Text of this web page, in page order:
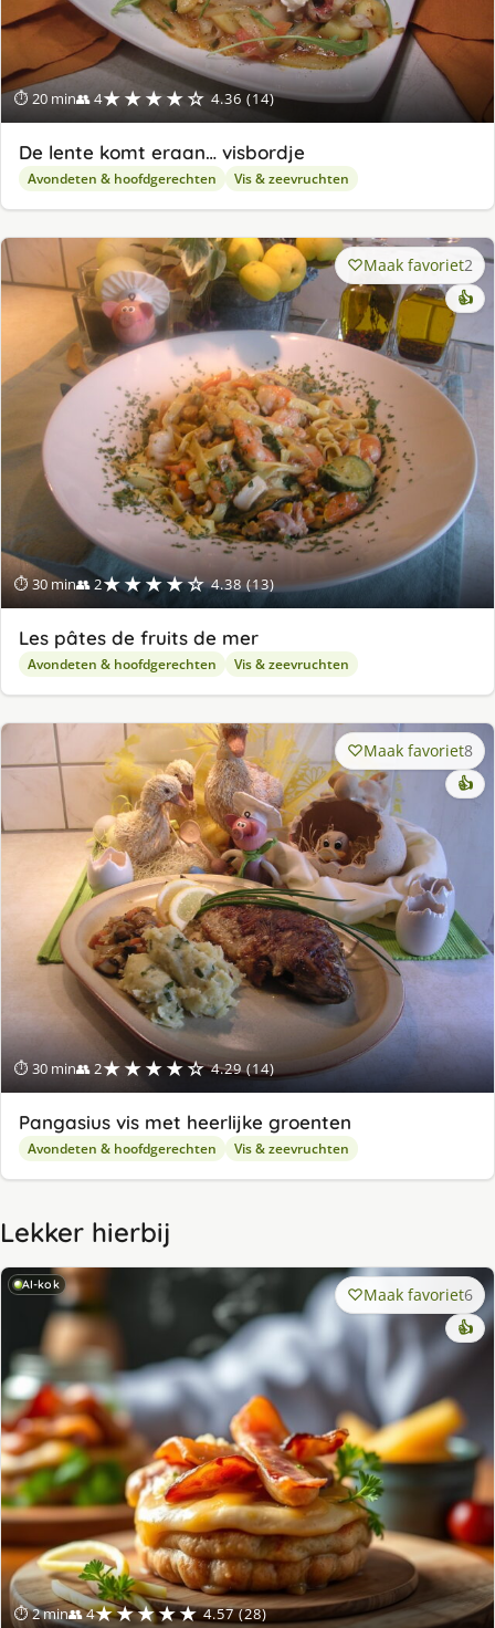
⏱ 20 min👥 4★★★★☆ 4.36 (14)
De lente komt eraan… visbordje
Avondeten & hoofdgerechten Vis & zeevruchten
⏱ 30 min👥 2★★★★☆ 4.38 (13)
Maak favoriet2
👍
Les pâtes de fruits de mer
Avondeten & hoofdgerechten Vis & zeevruchten
⏱ 30 min👥 2★★★★☆ 4.29 (14)
Maak favoriet8
👍
Pangasius vis met heerlijke groenten
Avondeten & hoofdgerechten Vis & zeevruchten
Lekker hierbij
AI-kok
⏱ 2 min👥 4★★★★★ 4.57 (28)
Maak favoriet6
👍